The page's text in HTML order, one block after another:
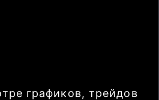
графиков, трейдов